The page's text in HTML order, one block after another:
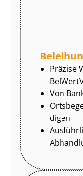
Präzise
Von
di­gen